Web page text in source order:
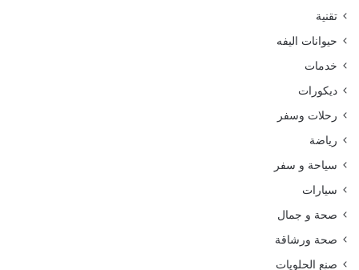
تقنية
حيوانات اليفه
خدمات
ديكورات
رحلات وسفر
رياضة
سياحة و سفر
سيارات
صحة و جمال
صحة ورشاقة
صنع الحلويات